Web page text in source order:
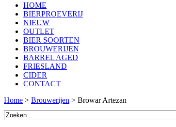
HOME
BIERPROEVERIJ
NIEUW
OUTLET
BIER SOORTEN
BROUWERIJEN
BARREL AGED
FRIESLAND
CIDER
CONTACT
Home > Brouwerijen > Browar Artezan